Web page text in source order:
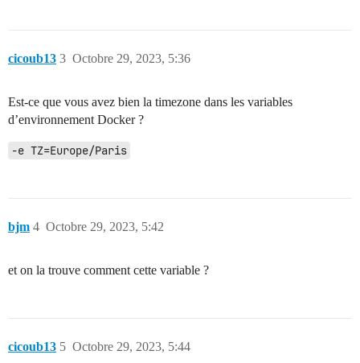
cicoub13 Octobre 29, 2023, 5:36
3
Est-ce que vous avez bien la timezone dans les variables
d’environnement Docker ?
-e TZ=Europe/Paris
bjm Octobre 29, 2023, 5:42
4
et on la trouve comment cette variable ?
cicoub13 Octobre 29, 2023, 5:44
5